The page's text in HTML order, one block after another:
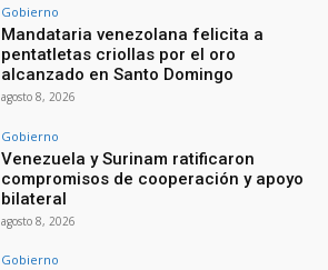
Gobierno
Mandataria venezolana felicita a
pentatletas criollas por el oro
alcanzado en Santo Domingo
agosto 8, 2026
Gobierno
Venezuela y Surinam ratificaron
compromisos de cooperación y apoyo
bilateral
agosto 8, 2026
Gobierno